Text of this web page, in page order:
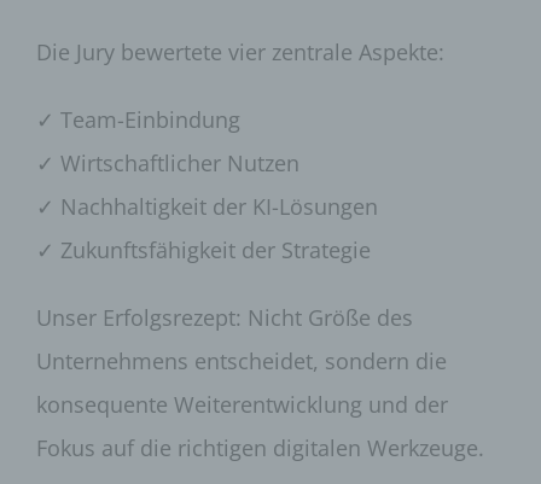
Die Jury bewertete vier zentrale Aspekte:
✓ Team-Einbindung
✓ Wirtschaftlicher Nutzen
✓ Nachhaltigkeit der KI-Lösungen
✓ Zukunftsfähigkeit der Strategie
Unser Erfolgsrezept: Nicht Größe des
Unternehmens entscheidet, sondern die
konsequente Weiterentwicklung und der
Fokus auf die richtigen digitalen Werkzeuge.